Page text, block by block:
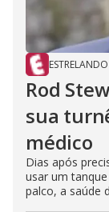
ESTRELANDO
Rod
sua
médico
Dias após
usar um
palco, a saúde